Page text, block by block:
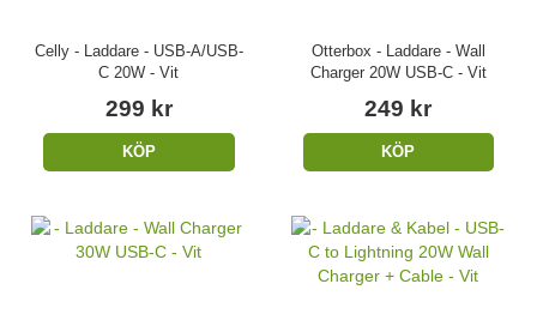
Celly - Laddare - USB-A/USB-
C 20W - Vit
299 kr
KÖP
Otterbox - Laddare - Wall
Charger 20W USB-C - Vit
249 kr
KÖP